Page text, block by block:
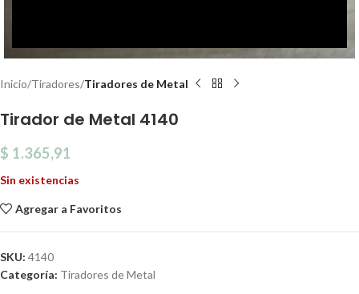
Inicio Tiradores Tiradores de Metal
Tirador de Metal 4140
$ 1.365,91
Sin existencias
Agregar a Favoritos
SKU: 4140
Categoría: Tiradores de Metal